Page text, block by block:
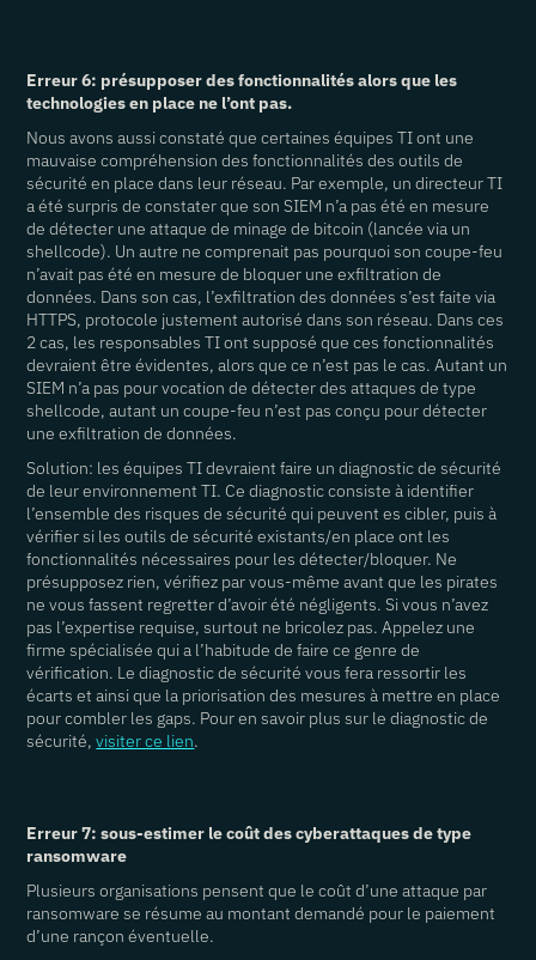
Erreur 6: présupposer des fonctionnalités alors que les
technologies en place ne l’ont pas.
Nous avons aussi constaté que certaines équipes TI ont une
mauvaise compréhension des fonctionnalités des outils de
sécurité en place dans leur réseau. Par exemple, un directeur TI
a été surpris de constater que son SIEM n’a pas été en mesure
de détecter une attaque de minage de bitcoin (lancée via un
shellcode). Un autre ne comprenait pas pourquoi son coupe-feu
n’avait pas été en mesure de bloquer une exfiltration de
données. Dans son cas, l’exfiltration des données s’est faite via
HTTPS, protocole justement autorisé dans son réseau. Dans ces
2 cas, les responsables TI ont supposé que ces fonctionnalités
devraient être évidentes, alors que ce n’est pas le cas. Autant un
SIEM n’a pas pour vocation de détecter des attaques de type
shellcode, autant un coupe-feu n’est pas conçu pour détecter
une exfiltration de données.
Solution: les équipes TI devraient faire un diagnostic de sécurité
de leur environnement TI. Ce diagnostic consiste à identifier
l’ensemble des risques de sécurité qui peuvent es cibler, puis à
vérifier si les outils de sécurité existants/en place ont les
fonctionnalités nécessaires pour les détecter/bloquer. Ne
présupposez rien, vérifiez par vous-même avant que les pirates
ne vous fassent regretter d’avoir été négligents. Si vous n’avez
pas l’expertise requise, surtout ne bricolez pas. Appelez une
firme spécialisée qui a l’habitude de faire ce genre de
vérification. Le diagnostic de sécurité vous fera ressortir les
écarts et ainsi que la priorisation des mesures à mettre en place
pour combler les gaps. Pour en savoir plus sur le diagnostic de
sécurité,visiter ce lien.
Erreur 7: sous-estimer le coût des cyberattaques de type
ransomware
Plusieurs organisations pensent que le coût d’une attaque par
ransomware se résume au montant demandé pour le paiement
d’une rançon éventuelle.